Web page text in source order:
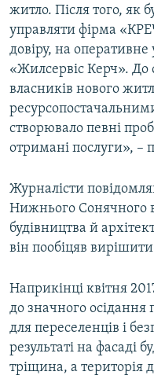
житло. Після того, як
управляти фірма
довіру, на оперативне
«Жилсервіс Керч». До
власників нового
створювало певні
отримані послуги», –
Журналісти
Нижнього Сонячного
будівництва й
він пообіцяв
Наприкінці квітня
до значного осідання
для переселенців і
результаті на фасаді
тріщина, а територія